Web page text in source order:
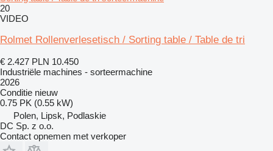
20
VIDEO
Rolmet Rollenverlesetisch / Sorting table / Table de tri
€ 2.427 PLN 10.450
Industriële machines - sorteermachine
2026
Conditie nieuw
0.75 PK (0.55 kW)
Polen, Lipsk, Podlaskie
DC Sp. z o.o.
Contact opnemen met verkoper